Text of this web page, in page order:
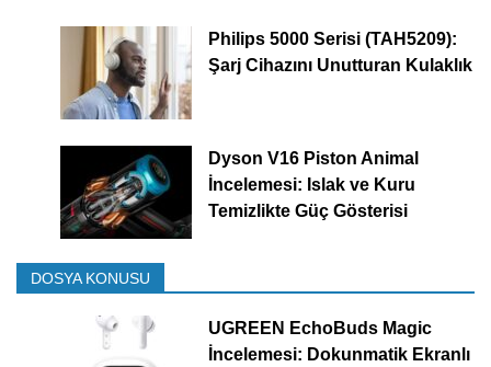
Philips 5000 Serisi (TAH5209):
Şarj Cihazını Unutturan Kulaklık
Dyson V16 Piston Animal
İncelemesi: Islak ve Kuru
Temizlikte Güç Gösterisi
DOSYA KONUSU
UGREEN EchoBuds Magic
İncelemesi: Dokunmatik Ekranlı